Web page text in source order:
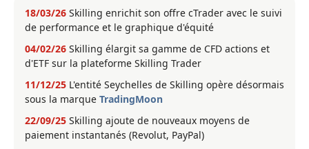
18/03/26 Skilling enrichit son offre cTrader avec le suivi
de performance et le graphique d'équité
04/02/26 Skilling élargit sa gamme de CFD actions et
d'ETF sur la plateforme Skilling Trader
11/12/25 L'entité Seychelles de Skilling opère désormais
sous la marque TradingMoon
22/09/25 Skilling ajoute de nouveaux moyens de
paiement instantanés (Revolut, PayPal)